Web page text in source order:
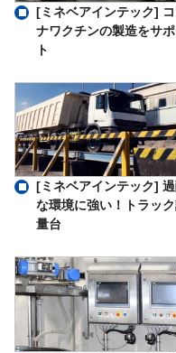
[ミネベアインテック] コ
ナワクチンの製造をサ
ト
[ミネベアインテック]
な環境に強い！トラッ
量台